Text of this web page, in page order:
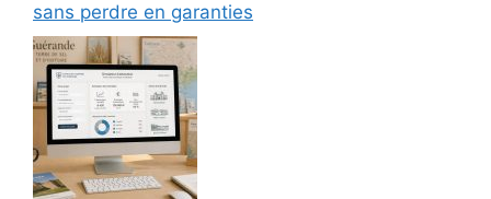
sans perdre en garanties